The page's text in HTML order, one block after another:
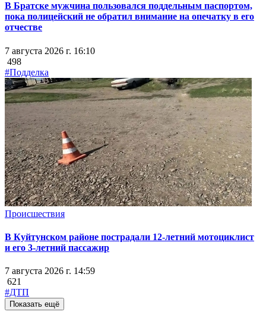
В Братске мужчина пользовался поддельным паспортом,
пока полицейский не обратил внимание на опечатку в его
отчестве
7 августа 2026 г. 16:10
498
#Подделка
Происшествия
В Куйтунском районе пострадали 12-летний мотоциклист
и его 3-летний пассажир
7 августа 2026 г. 14:59
621
#ДТП
Показать ещё